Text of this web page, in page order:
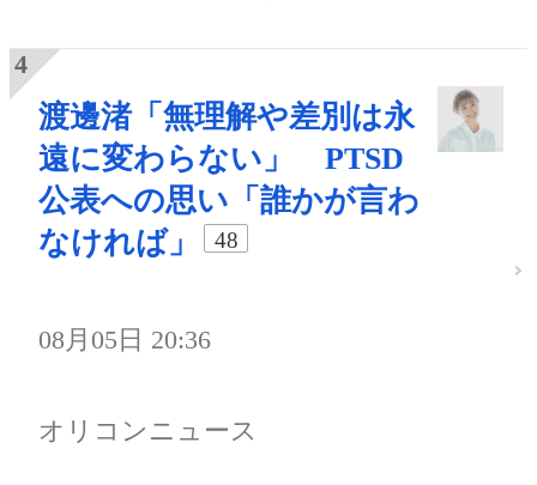
渡邊渚「無理解や差別は永
遠に変わらない」 PTSD
公表への思い「誰かが言わ
なければ」
48
08月05日 20:36
オリコンニュース